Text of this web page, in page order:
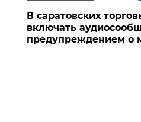
В саратовских
включать
предупреждением о